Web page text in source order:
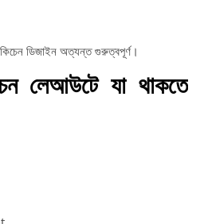
ডিজাইন অত্যন্ত গুরুত্বপূর্ণ।
লেআউটে যা থাকতে